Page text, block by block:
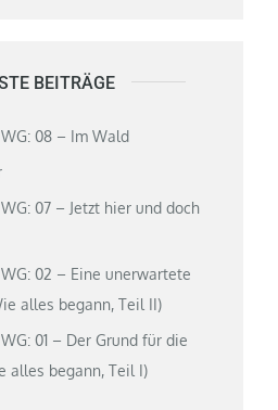
BEITRÄGE
08 – Im Wald
07 – Jetzt hier und doch
02 – Eine unerwartete
alles begann, Teil II)
01 – Der Grund für die
alles begann, Teil I)